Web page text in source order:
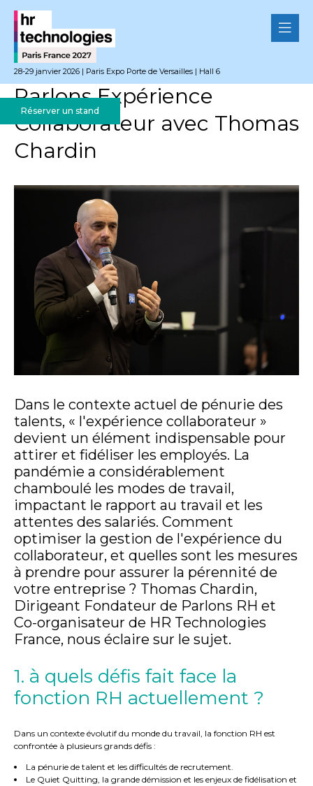
28-29 janvier 2026 | Paris Expo Porte de Versailles | Hall 6
Réserver un stand
Parlons Expérience
Collaborateur avec Thomas
Chardin
Dans le contexte actuel de pénurie des
talents, « l'expérience collaborateur »
devient un élément indispensable pour
attirer et fidéliser les employés. La
pandémie a considérablement
chamboulé les modes de travail,
impactant le rapport au travail et les
attentes des salariés. Comment
optimiser la gestion de l'expérience du
collaborateur, et quelles sont les mesures
à prendre pour assurer la pérennité de
votre entreprise ? Thomas Chardin,
Dirigeant Fondateur de Parlons RH et
Co-organisateur de HR Technologies
France, nous éclaire sur le sujet.
1. à quels défis fait face la
fonction RH actuellement ?
Dans un contexte évolutif du monde du travail, la fonction RH est
confrontée à plusieurs grands défis :
La pénurie de talent et les difficultés de recrutement.
Le Quiet Quitting, la grande démission et les enjeux de fidélisation et